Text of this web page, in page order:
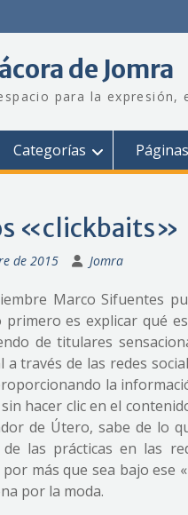
de Jomra
para la
Categorías Páginas
«clickbaits»
de 2015 Jomra
Marco Sifuentes
primero es explicar qué
de titulares
a través de las redes
la
hacer clic en el
de Útero, sabe de lo
de las prácticas en las
más que sea bajo ese
por la moda.